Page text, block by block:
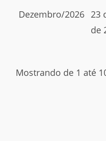
Dezembro/2026
23
de
Mostrando de 1 até